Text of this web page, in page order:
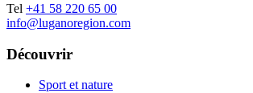
Tel +41 58 220 65 00
info@luganoregion.com
Découvrir
Sport et nature